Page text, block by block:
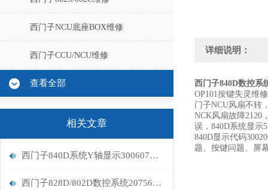
西门子NCU底座BOX维修
西门子CCU/NCU维修
查看全部
相关文章
西门子840D系统Y轴显示300607故障排查
西门子828D/802D数控系统207565报警维修处理
详细说明：
西门子840D数控系
OP101按键失灵维
门子NCU风扇不转
NCK风扇故障2120
误，840D系统显示
840D显示代码
题、按键问题、屏